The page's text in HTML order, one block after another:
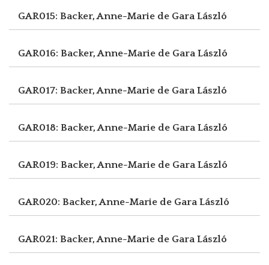
GAR015: Backer, Anne-Marie de Gara László
GAR016: Backer, Anne-Marie de Gara László
GAR017: Backer, Anne-Marie de Gara László
GAR018: Backer, Anne-Marie de Gara László
GAR019: Backer, Anne-Marie de Gara László
GAR020: Backer, Anne-Marie de Gara László
GAR021: Backer, Anne-Marie de Gara László